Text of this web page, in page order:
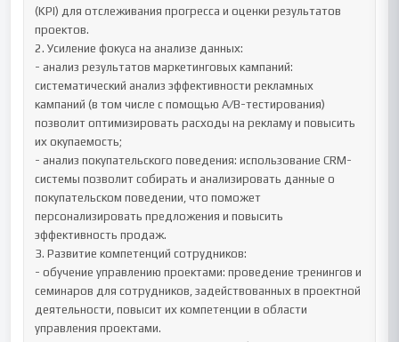
(KPI) для отслеживания прогресса и оценки результатов
проектов.
2. Усиление фокуса на анализе данных:
- анализ результатов маркетинговых кампаний:
систематический анализ эффективности рекламных
кампаний (в том числе с помощью A/B-тестирования)
позволит оптимизировать расходы на рекламу и повысить
их окупаемость;
- анализ покупательского поведения: использование CRM-
системы позволит собирать и анализировать данные о
покупательском поведении, что поможет
персонализировать предложения и повысить
эффективность продаж.
3. Развитие компетенций сотрудников:
- обучение управлению проектами: проведение тренингов и
семинаров для сотрудников, задействованных в проектной
деятельности, повысит их компетенции в области
управления проектами.